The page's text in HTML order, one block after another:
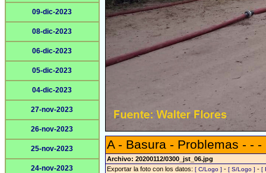
09-dic-2023
08-dic-2023
06-dic-2023
05-dic-2023
04-dic-2023
27-nov-2023
26-nov-2023
25-nov-2023
24-nov-2023
A - Basura - Problemas - - -
Archivo: 20200112/0300_jst_06.jpg
Exportar la foto con los datos: [ C/Logo ] - [ S/Logo ] - [